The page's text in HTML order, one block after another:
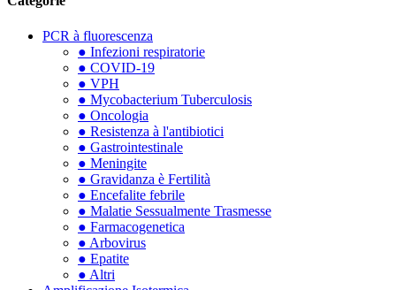
PCR à fluorescenza
● Infezioni respiratorie
● COVID-19
● VPH
● Mycobacterium Tuberculosis
● Oncologia
● Resistenza à l'antibiotici
● Gastrointestinale
● Meningite
● Gravidanza è Fertilità
● Encefalite febrile
● Malatie Sessualmente Trasmesse
● Farmacogenetica
● Arbovirus
● Epatite
● Altri